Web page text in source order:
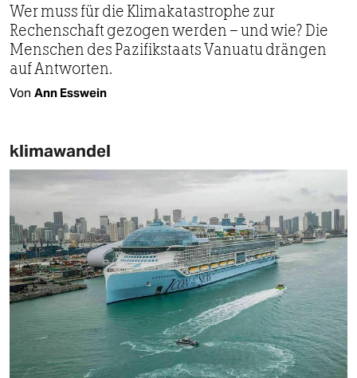
Wer muss für die Klimakatastrophe zur
Rechenschaft gezogen werden – und wie? Die
Menschen des Pazifikstaats Vanuatu drängen
auf Antworten.
Von Ann Esswein
klimawandel